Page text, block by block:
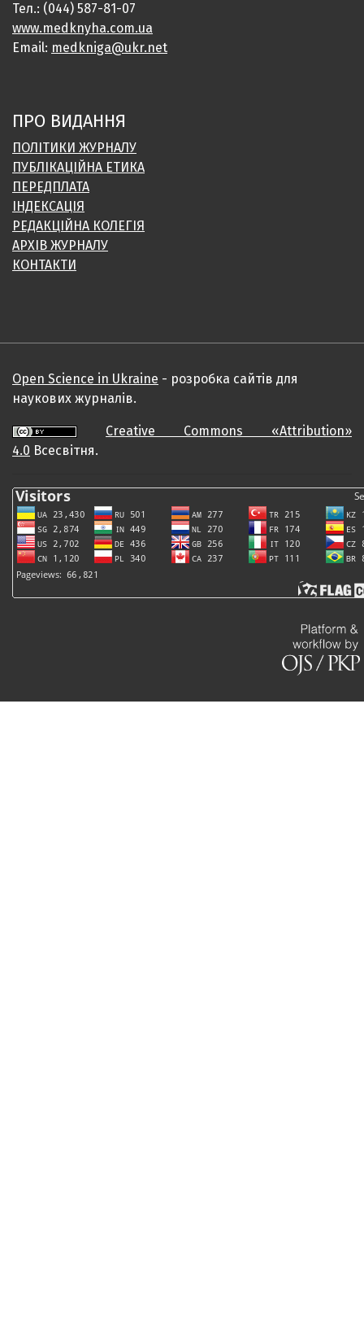
Тел.: (044) 587-81-07
www.medknyha.com.ua
Email: medkniga@ukr.net
ПРО ВИДАННЯ
ПОЛІТИКИ ЖУРНАЛУ
ПУБЛІКАЦІЙНА ЕТИКА
ПЕРЕДПЛАТА
ІНДЕКСАЦІЯ
РЕДАКЦІЙНА КОЛЕГІЯ
АРХІВ ЖУРНАЛУ
КОНТАКТИ
Open Science in Ukraine - розробка сайтів для
наукових журналів.
Creative Commons «Attribution»
4.0 Всесвітня.